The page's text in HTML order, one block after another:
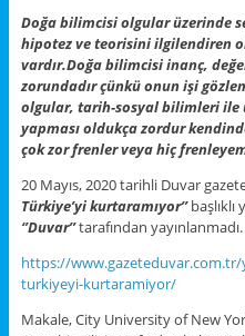
Doğa bilimcisi olgular üzerinde
hipotez ve teorisini ilgilendiren
vardır.Doğa bilimcisi inanç,
zorundadır çünkü onun işi
olgular, tarih-sosyal bilimleri ile
yapması oldukça zordur
çok zor frenler veya hiç
20 Mayıs, 2020 tarihli Duvar
Türkiye’yi kurtaramıyor’’başlıklı
‘’Duvar’’tarafından yayınlanmadı.
https://
turkiyeyi-kurtaramiyor/
Makale, City University of New